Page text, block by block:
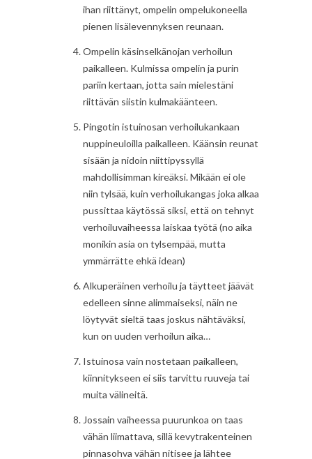
ihan riittänyt, ompelin ompelukoneella
pienen lisälevennyksen reunaan.
Ompelin käsinselkänojan verhoilun
paikalleen. Kulmissa ompelin ja purin
pariin kertaan, jotta sain mielestäni
riittävän siistin kulmakäänteen.
Pingotin istuinosan verhoilukankaan
nuppineuloilla paikalleen. Käänsin reunat
sisään ja nidoin niittipyssyllä
mahdollisimman kireäksi. Mikään ei ole
niin tylsää, kuin verhoilukangas joka alkaa
pussittaa käytössä siksi, että on tehnyt
verhoiluvaiheessa laiskaa työtä (no aika
monikin asia on tylsempää, mutta
ymmärrätte ehkä idean)
Alkuperäinen verhoilu ja täytteet jäävät
edelleen sinne alimmaiseksi, näin ne
löytyvät sieltä taas joskus nähtäväksi,
kun on uuden verhoilun aika…
Istuinosa vain nostetaan paikalleen,
kiinnitykseen ei siis tarvittu ruuveja tai
muita välineitä.
Jossain vaiheessa puurunkoa on taas
vähän liimattava, sillä kevytrakenteinen
pinnasohva vähän nitisee ja lähtee